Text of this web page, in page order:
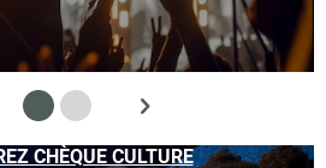
CHÈQUE CULTURE